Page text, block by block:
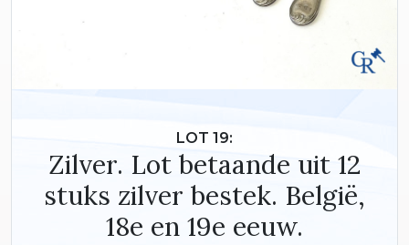
LOT 19:
Zilver. Lot betaande uit 12
stuks zilver bestek. België,
18e en 19e eeuw.